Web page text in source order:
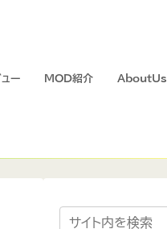
ー MOD紹介 AboutUs